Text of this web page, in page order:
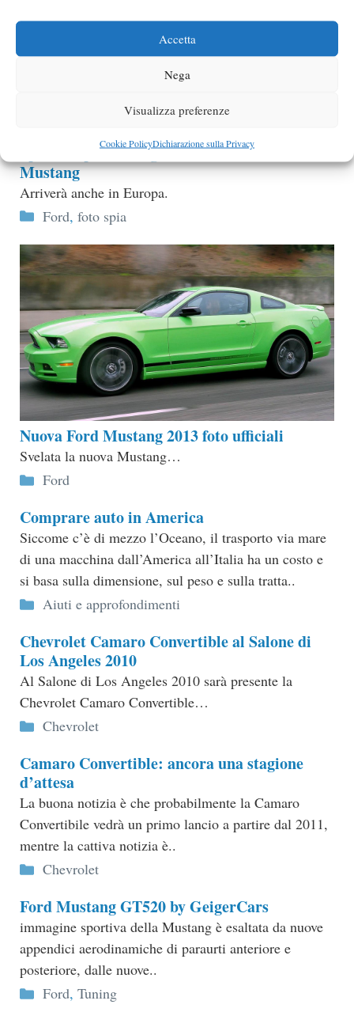
Accetta
Nega
Visualizza preferenze
Cookie PolicyDichiarazione sulla Privacy
Spiata la prossima generazione di Ford
Mustang
Arriverà anche in Europa.
Categorie
Ford, foto spia
Nuova Ford Mustang 2013 foto ufficiali
Svelata la nuova Mustang…
Categorie
Ford
Comprare auto in America
Siccome c’è di mezzo l’Oceano, il trasporto via mare
di una macchina dall’America all’Italia ha un costo e
si basa sulla dimensione, sul peso e sulla tratta..
Categorie
Aiuti e approfondimenti
Chevrolet Camaro Convertible al Salone di
Los Angeles 2010
Al Salone di Los Angeles 2010 sarà presente la
Chevrolet Camaro Convertible…
Categorie
Chevrolet
Camaro Convertible: ancora una stagione
d’attesa
La buona notizia è che probabilmente la Camaro
Convertibile vedrà un primo lancio a partire dal 2011,
mentre la cattiva notizia è..
Categorie
Chevrolet
Ford Mustang GT520 by GeigerCars
immagine sportiva della Mustang è esaltata da nuove
appendici aerodinamiche di paraurti anteriore e
posteriore, dalle nuove..
Categorie
Ford, Tuning